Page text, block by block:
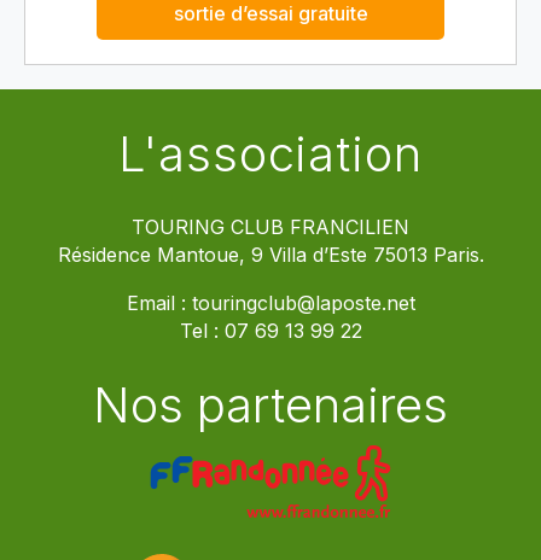
sortie d’essai gratuite
L'association
TOURING CLUB FRANCILIEN
Résidence Mantoue, 9 Villa d’Este 75013 Paris.
Email : touringclub@laposte.net
Tel : 07 69 13 99 22
Nos partenaires